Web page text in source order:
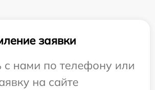
заявки
с нами по телефону или
на сайте